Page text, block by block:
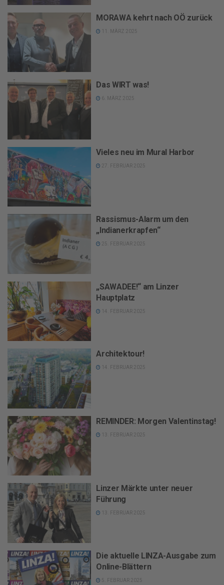
MORAWA kehrt nach OÖ zurück
11. MÄRZ 2025
Das WIRT was!
6. MÄRZ 2025
Vieles neu im Mural Harbor
27. FEBRUAR 2025
Rassismus-Alarm um den
„Indianerkrapfen“
25. FEBRUAR 2025
„SAWADEE!“ am Linzer
Hauptplatz
14. FEBRUAR 2025
Architektour!
14. FEBRUAR 2025
REMINDER: Morgen Valentinstag!
13. FEBRUAR 2025
Linzer Märkte unter neuer
Führung
13. FEBRUAR 2025
Die aktuelle LINZA-Ausgabe zum
Online-Blättern
5. FEBRUAR 2025